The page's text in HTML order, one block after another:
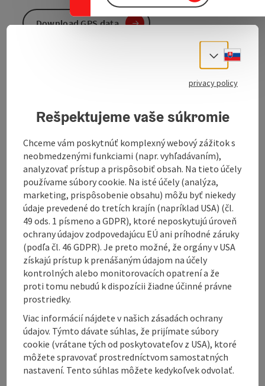
Tour and route information
Arrival
Prices
Suitability
Accessibility
Download GPS data
To the website
Select
privacy policy
Rešpektujeme vaše súkromie
Chceme vám poskytnúť komplexný webový zážitok s
neobmedzenými funkciami (napr. vyhľadávaním),
analyzovať prístup a prispôsobiť obsah. Na tieto účely
používame súbory cookie. Na isté účely (analýza,
marketing, prispôsobenie obsahu) môžu byť niekedy
údaje prevedené do tretích krajín (napríklad USA) (čl.
49 ods. 1 písmeno a GDPR), ktoré neposkytujú úroveň
ochrany údajov zodpovedajúcu EÚ ani príhodné záruky
(podľa čl. 46 GDPR). Je preto možné, že orgány v USA
získajú prístup k prenášaným údajom na účely
kontrolných alebo monitorovacích opatrení a že
proti tomu nebudú k dispozícii žiadne účinné právne
prostriedky.
Viac informácií nájdete v našich zásadách ochrany
údajov. Týmto dávate súhlas, že prijímate súbory
cookie (vrátane tých od poskytovateľov z USA), ktoré
môžete spravovať prostredníctvom samostatných
nastavení. Tento súhlas môžete kedykoľvek odvolať.